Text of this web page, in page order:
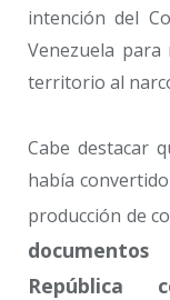
intención del
Venezuela
territorio al
Cabe destacar
había
producción de
República